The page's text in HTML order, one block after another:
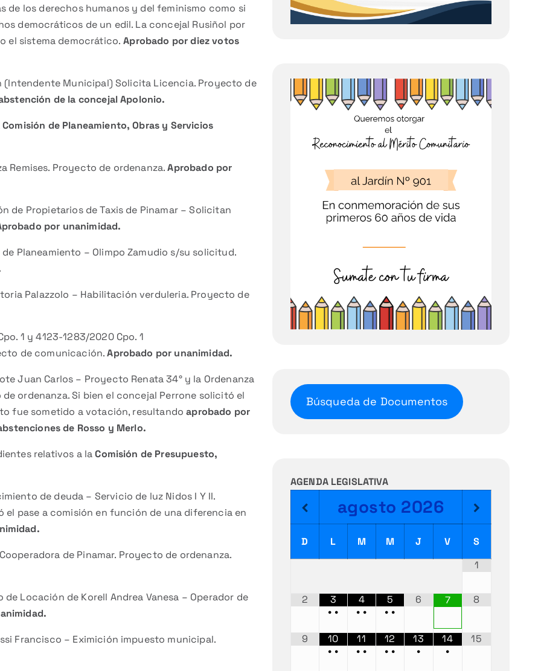
de los derechos humanos y del feminismo como si
democráticos de un edil. La concejal Rusiñol por
el sistema democrático. Aprobado por diez votos
(Intendente Municipal) Solicita Licencia. Proyecto de
de la concejal Apolonio.
Comisión de Planeamiento, Obras y Servicios
Remises. Proyecto de ordenanza.Aprobado por
de Propietarios de Taxis de Pinamar – Solicitan
por unanimidad.
Planeamiento – Olimpo Zamudio s/su solicitud.
Palazzolo – Habilitación verduleria. Proyecto de
1 y 4123-1283/2020 Cpo. 1
de comunicación.Aprobado por unanimidad.
Juan Carlos – Proyecto Renata 34° y la Ordenanza
ordenanza. Si bien el concejal Perrone solicitó el
fue sometido a votación, resultandoaprobado por
de Rosso y Merlo.
relativos a laComisión de Presupuesto,
de deuda – Servicio de luz Nidos I Y II.
pase a comisión en función de una diferencia en
de Pinamar. Proyecto de ordenanza.
Locación de Korell Andrea Vanesa – Operador de
Francisco – Eximición impuesto municipal.
Búsqueda de Documentos
AGENDA LEGISLATIVA
agosto 2026
D L M M J V
S
1
2
3
• •
4
• •
5
• •
6 7 8
9
10
• •
11
• •
12
• •
13
•
14
•
15